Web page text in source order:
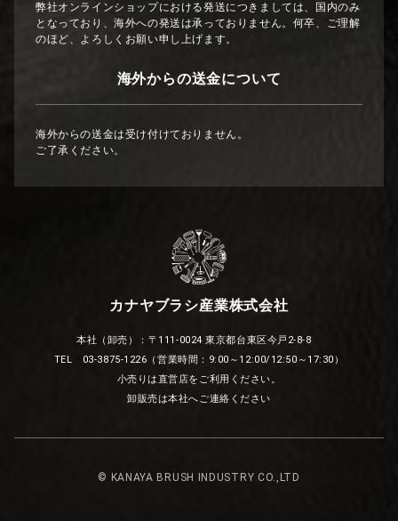
弊社オンラインショップにおける発送につきましては、国内のみ
となっており、海外への発送は承っておりません。何卒、ご理解
のほど、よろしくお願い申し上げます。
海外からの送金について
海外からの送金は受け付けておりません。
ご了承ください。
カナヤブラシ産業株式会社
本社（卸売）：〒111-0024 東京都台東区今戸2-8-8
TEL 03-3875-1226（営業時間：9:00～12:00/12:50～17:30）
小売りは直営店をご利用ください。
卸販売は本社へご連絡ください
© KANAYA BRUSH INDUSTRY CO.,LTD